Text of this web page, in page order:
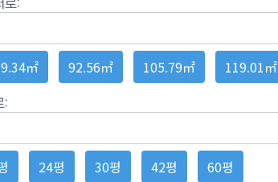
로:
㎡ 92.56㎡ 105.79㎡ 119.01㎡
:
24평 30평 42평 60평